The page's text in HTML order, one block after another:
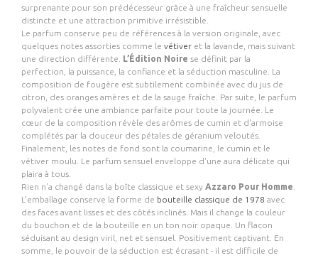
surprenante pour son prédécesseur grâce à une fraîcheur sensuelle
distincte et une attraction primitive irrésistible.
Le parfum conserve peu de références à la version originale, avec
quelques notes assorties comme le vétiver et la lavande, mais suivant
une direction différente. L’Édition Noire se définit par la
perfection, la puissance, la confiance et la séduction masculine. La
composition de fougère est subtilement combinée avec du jus de
citron, des oranges amères et de la sauge fraîche. Par suite, le parfum
polyvalent crée une ambiance parfaite pour toute la journée. Le
cœur de la composition révèle des arômes de cumin et d'armoise
complétés par la douceur des pétales de géranium veloutés.
Finalement, les notes de fond sont la coumarine, le cumin et le
vétiver moulu. Le parfum sensuel enveloppe d'une aura délicate qui
plaira à tous.
Rien n'a changé dans la boîte classique et sexy Azzaro Pour Homme
L'emballage conserve la forme de bouteille classique de 1978 avec
des faces avant lisses et des côtés inclinés. Mais il change la couleur
du bouchon et de la bouteille en un ton noir opaque. Un flacon
séduisant au design viril, net et sensuel. Positivement captivant. En
somme, le pouvoir de la séduction est écrasant - il est difficile de